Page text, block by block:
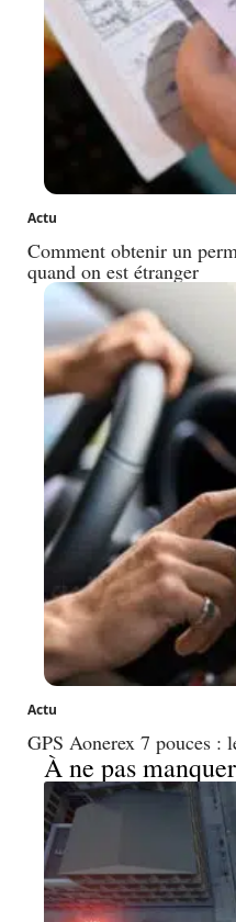
Actu
Comment obtenir un
quand on est étranger
Actu
GPS Aonerex 7 pouces :
À ne pas manquer